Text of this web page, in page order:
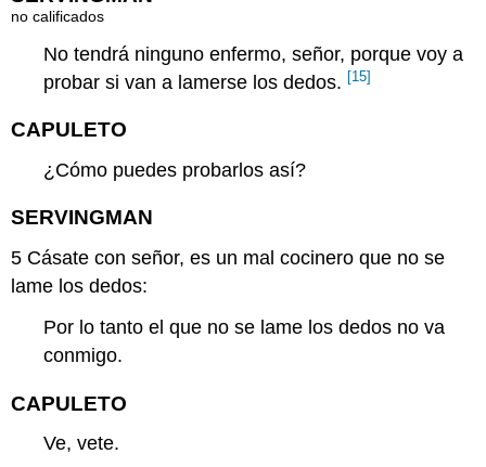
no calificados
No tendrá ningunoenfermo, señor, porque voy a
probar si van a lamerse los dedos. [15]
CAPULETO
¿Cómo puedes probarlos así?
SERVINGMAN
5 Cásate con señor, es un mal cocinero que no se
lame los dedos:
Por lo tanto el que no se lame los dedos no va
conmigo.
CAPULETO
Ve, vete.